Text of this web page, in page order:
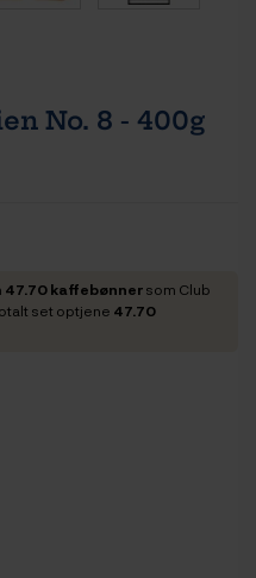
No. 8 - 400g
47.70 kaffebønnersom Club
set optjene 47.70